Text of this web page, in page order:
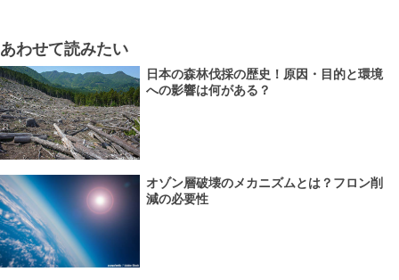
あわせて読みたい
日本の森林伐採の歴史！原因・目的と環境
への影響は何がある？
オゾン層破壊のメカニズムとは？フロン削
減の必要性